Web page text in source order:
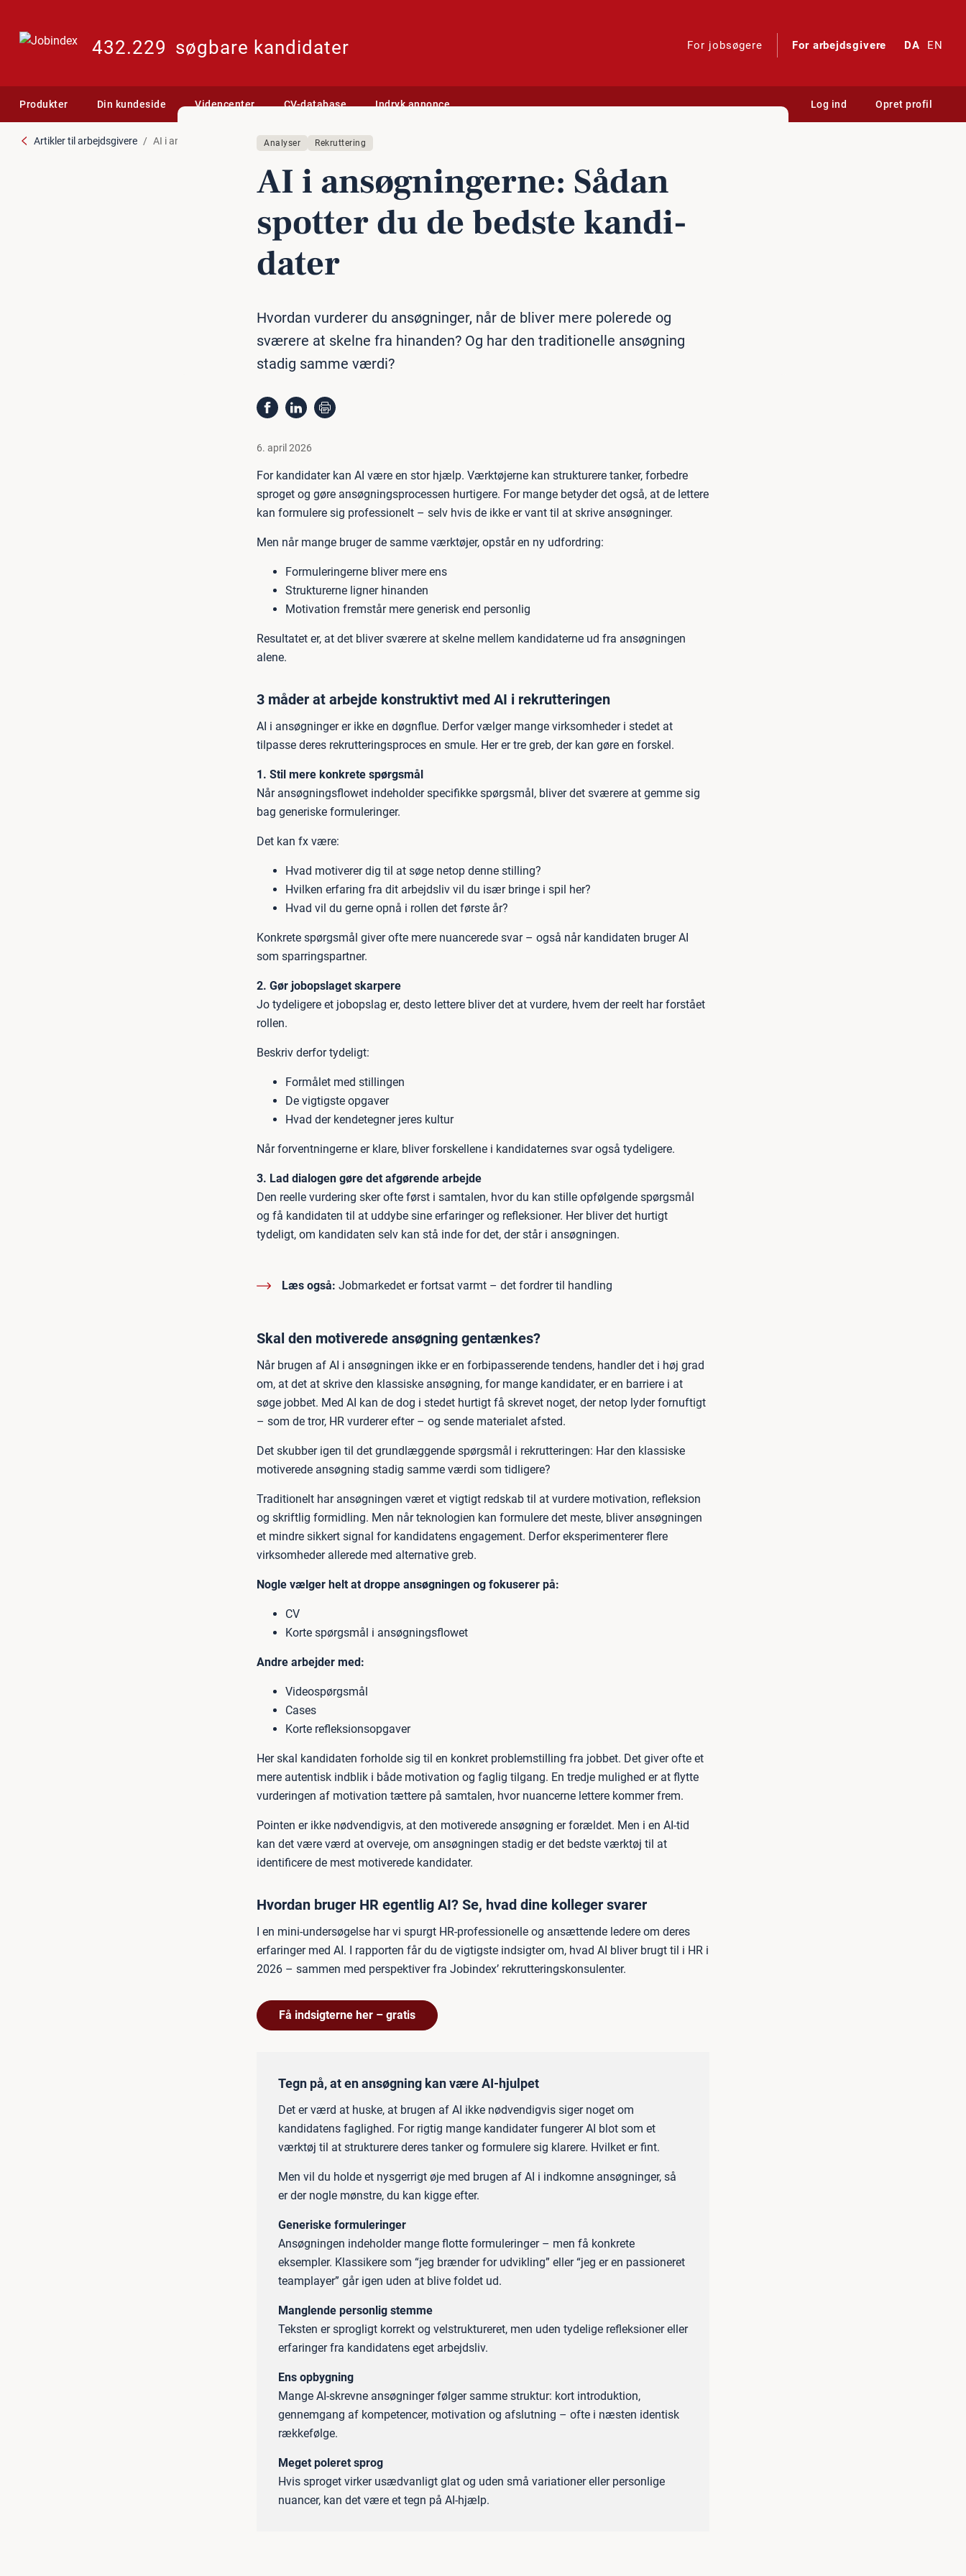
432.229 søgbare kandidater For jobsøgere For arbejdsgivere DA EN
Produkter Din kundeside Videncenter CV-database Indryk annonce Log ind Opret profil
Artikler til arbejdsgivere AI i ansøgningerne: Sådan spotter du de bedste kandidater
Analyser Rekruttering
AI i an­søg­nin­ger­ne: Sådan
spotter du de bedste kan­di­
da­ter
Hvordan vurderer du ansøgninger, når de bliver mere polerede og
sværere at skelne fra hinanden? Og har den traditionelle ansøgning
stadig samme værdi?
6. april 2026
For kandidater kan AI være en stor hjælp. Værktøjerne kan strukturere tanker, forbedre
sproget og gøre ansøgningsprocessen hurtigere. For mange betyder det også, at de lettere
kan formulere sig professionelt – selv hvis de ikke er vant til at skrive ansøgninger.
Men når mange bruger de samme værktøjer, opstår en ny udfordring:
Formuleringerne bliver mere ens
Strukturerne ligner hinanden
Motivation fremstår mere generisk end personlig
Resultatet er, at det bliver sværere at skelne mellem kandidaterne ud fra ansøgningen
alene.
3 måder at arbejde konstruktivt med AI i rekrutteringen
AI i ansøgninger er ikke en døgnflue. Derfor vælger mange virksomheder i stedet at
tilpasse deres rekrutteringsproces en smule. Her er tre greb, der kan gøre en forskel.
1. Stil mere konkrete spørgsmål
Når ansøgningsflowet indeholder specifikke spørgsmål, bliver det sværere at gemme sig
bag generiske formuleringer.
Det kan fx være:
Hvad motiverer dig til at søge netop denne stilling?
Hvilken erfaring fra dit arbejdsliv vil du især bringe i spil her?
Hvad vil du gerne opnå i rollen det første år?
Konkrete spørgsmål giver ofte mere nuancerede svar – også når kandidaten bruger AI
som sparringspartner.
2. Gør jobopslaget skarpere
Jo tydeligere et jobopslag er, desto lettere bliver det at vurdere, hvem der reelt har forstået
rollen.
Beskriv derfor tydeligt:
Formålet med stillingen
De vigtigste opgaver
Hvad der kendetegner jeres kultur
Når forventningerne er klare, bliver forskellene i kandidaternes svar også tydeligere.
3. Lad dialogen gøre det afgørende arbejde
Den reelle vurdering sker ofte først i samtalen, hvor du kan stille opfølgende spørgsmål
og få kandidaten til at uddybe sine erfaringer og refleksioner. Her bliver det hurtigt
tydeligt, om kandidaten selv kan stå inde for det, der står i ansøgningen.
Læs også: Jobmarkedet er fortsat varmt – det fordrer til handling
Skal den motiverede ansøgning gentænkes?
Når brugen af AI i ansøgningen ikke er en forbipasserende tendens, handler det i høj grad
om, at det at skrive den klassiske ansøgning, for mange kandidater, er en barriere i at
søge jobbet. Med AI kan de dog i stedet hurtigt få skrevet noget, der netop lyder fornuftigt
– som de tror, HR vurderer efter – og sende materialet afsted.
Det skubber igen til det grundlæggende spørgsmål i rekrutteringen: Har den klassiske
motiverede ansøgning stadig samme værdi som tidligere?
Traditionelt har ansøgningen været et vigtigt redskab til at vurdere motivation, refleksion
og skriftlig formidling. Men når teknologien kan formulere det meste, bliver ansøgningen
et mindre sikkert signal for kandidatens engagement. Derfor eksperimenterer flere
virksomheder allerede med alternative greb.
Nogle vælger helt at droppe ansøgningen og fokuserer på:
CV
Korte spørgsmål i ansøgningsflowet
Andre arbejder med:
Videospørgsmål
Cases
Korte refleksionsopgaver
Her skal kandidaten forholde sig til en konkret problemstilling fra jobbet. Det giver ofte et
mere autentisk indblik i både motivation og faglig tilgang. En tredje mulighed er at flytte
vurderingen af motivation tættere på samtalen, hvor nuancerne lettere kommer frem.
Pointen er ikke nødvendigvis, at den motiverede ansøgning er forældet. Men i en AI-tid
kan det være værd at overveje, om ansøgningen stadig er det bedste værktøj til at
identificere de mest motiverede kandidater.
Hvordan bruger HR egentlig AI? Se, hvad dine kolleger svarer
I en mini-undersøgelse har vi spurgt HR-professionelle og ansættende ledere om deres
erfaringer med AI. I rapporten får du de vigtigste indsigter om, hvad AI bliver brugt til i HR i
2026 – sammen med perspektiver fra Jobindex’ rekrutteringskonsulenter.
Få indsigterne her – gratis
Tegn på, at en ansøgning kan være AI-hjulpet
Det er værd at huske, at brugen af AI ikke nødvendigvis siger noget om
kandidatens faglighed. For rigtig mange kandidater fungerer AI blot som et
værktøj til at strukturere deres tanker og formulere sig klarere. Hvilket er fint.
Men vil du holde et nysgerrigt øje med brugen af AI i indkomne ansøgninger, så
er der nogle mønstre, du kan kigge efter.
Generiske formuleringer
Ansøgningen indeholder mange flotte formuleringer – men få konkrete
eksempler. Klassikere som “jeg brænder for udvikling” eller “jeg er en passioneret
teamplayer” går igen uden at blive foldet ud.
Manglende personlig stemme
Teksten er sprogligt korrekt og velstruktureret, men uden tydelige refleksioner eller
erfaringer fra kandidatens eget arbejdsliv.
Ens opbygning
Mange AI-skrevne ansøgninger følger samme struktur: kort introduktion,
gennemgang af kompetencer, motivation og afslutning – ofte i næsten identisk
rækkefølge.
Meget poleret sprog
Hvis sproget virker usædvanligt glat og uden små variationer eller personlige
nuancer, kan det være et tegn på AI-hjælp.